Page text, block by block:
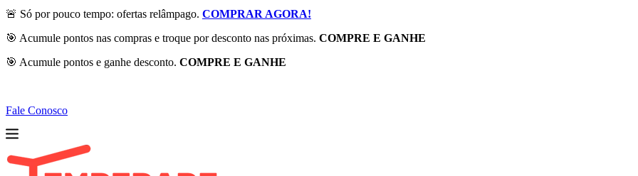
🚨 Só por pouco tempo: ofertas relâmpago. COMPRAR AGORA!
🎯 Acumule pontos nas compras e troque por desconto nas próximas. COMPRE E GANHE
🎯 Acumule pontos e ganhe desconto. COMPRE E GANHE
Fale Conosco